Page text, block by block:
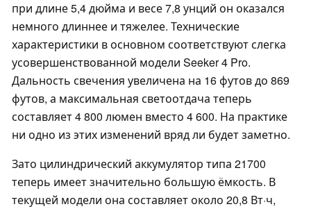
при длине 5,4 дюйма и весе 7,8 унций он оказался
немного длиннее и тяжелее. Технические
характеристики в основном соответствуют слегка
усовершенствованной модели Seeker 4 Pro.
Дальность свечения увеличена на 16 футов до 869
футов, а максимальная светоотдача теперь
составляет 4 800 люмен вместо 4 600. На практике
ни одно из этих изменений вряд ли будет заметно.
Зато цилиндрический аккумулятор типа 21700
теперь имеет значительно большую ёмкость. В
текущей модели она составляет около 20,8 Вт·ч,